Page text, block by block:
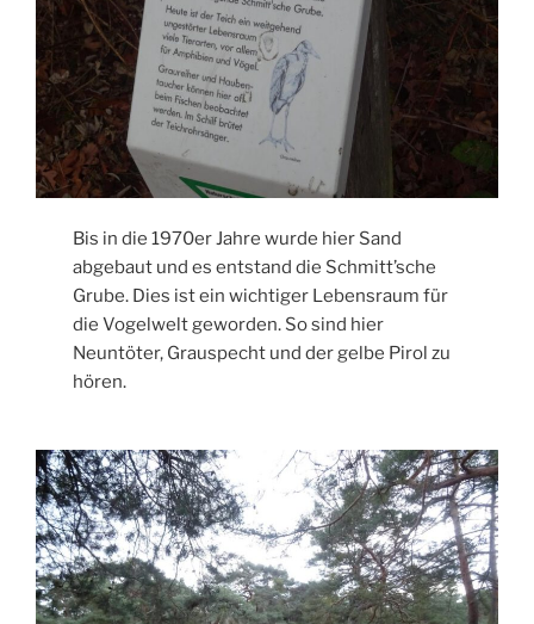
Bis in die 1970er Jahre wurde hier Sand
abgebaut und es entstand die Schmitt’sche
Grube. Dies ist ein wichtiger Lebensraum für
die Vogelwelt geworden. So sind hier
Neuntöter, Grauspecht und der gelbe Pirol zu
hören.